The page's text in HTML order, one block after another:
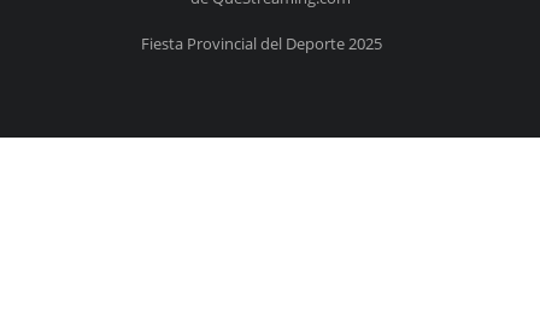
Fiesta Provincial del Deporte 2025